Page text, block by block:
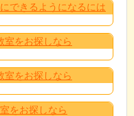
できるようになるには
室をお探しなら
室をお探しなら
をお探しなら